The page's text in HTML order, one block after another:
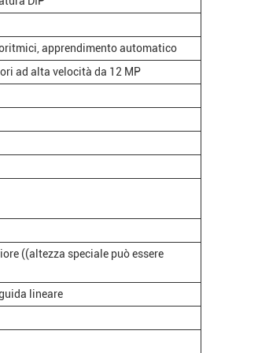
apprendimento automatico
ad alta velocità da 12 MP
((altezza speciale può essere
lineare